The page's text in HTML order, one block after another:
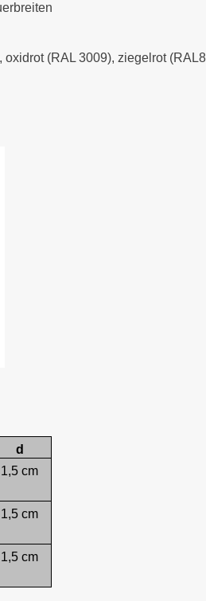
(RAL 3009), ziegelrot
d
1,5 cm
1,5 cm
1,5 cm